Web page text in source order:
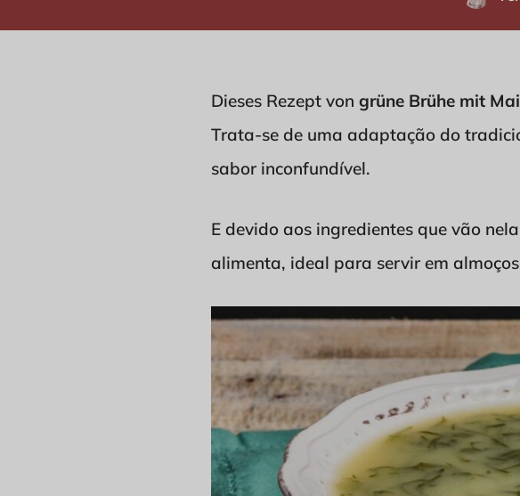
Dieses Rezept von grüne Brühe mit
Trata-se de uma adaptação do
sabor inconfundível.
E devido aos ingredientes que vão
alimenta, ideal para servir em